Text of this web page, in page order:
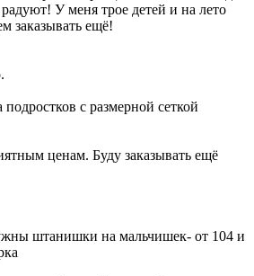
У меня трое детей и на лето
заказывать ещё!
с размерной сеткой
ценам. Буду заказывать ещё
штанишки на мальчишек- от 104 и